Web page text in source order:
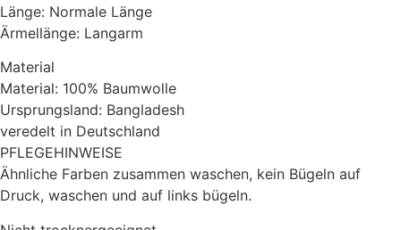
Länge: Normale Länge
Ärmellänge: Langarm
Material
Material: 100% Baumwolle
Ursprungsland: Bangladesh
veredelt in Deutschland
PFLEGEHINWEISE
Ähnliche Farben zusammen waschen, kein Bügeln auf
Druck, waschen und auf links bügeln.